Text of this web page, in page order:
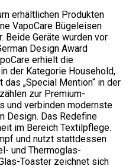
erhältlichen Produkten
VapoCare Bügeleisen
Beide Geräte wurden vor
Design Award
erhielt die
der Kategorie Household,
„Special Mention“ in der
zur Premium-
und verbinden modernste
Design. Das Redefine
im Bereich Textilpflege.
und nutzt stattdessen
und Thermoglas-
Toaster zeichnet sich